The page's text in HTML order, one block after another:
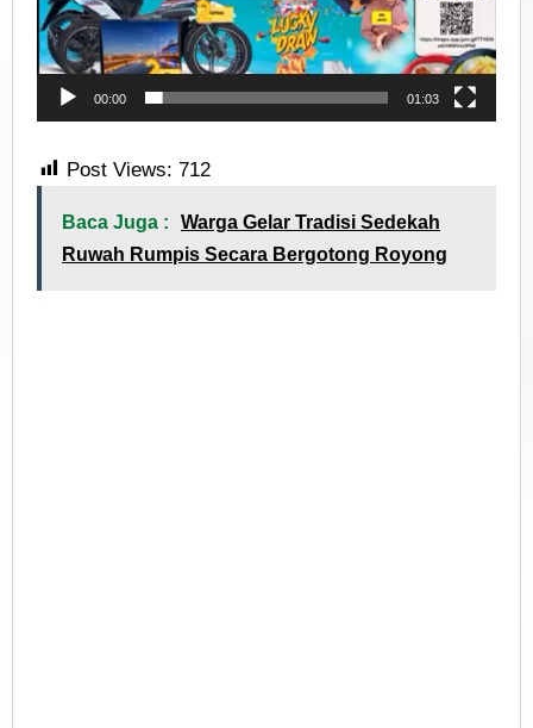
00:00 01:03
Post Views: 712
Baca Juga :
Warga Gelar Tradisi Sedekah
Ruwah Rumpis Secara Bergotong Royong